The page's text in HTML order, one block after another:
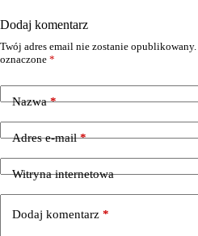
Dodaj komentarz
Twój adres email nie zostanie opublikowany.
oznaczone *
Nazwa*
Adres e-mail*
Witryna internetowa
Dodaj komentarz *